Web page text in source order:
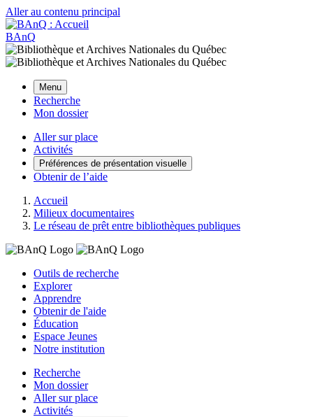
Aller au contenu principal
BAnQ
Menu
Recherche
Mon dossier
Aller sur place
Activités
Préférences de présentation visuelle
Obtenir de l’aide
Accueil
Milieux documentaires
Le réseau de prêt entre bibliothèques publiques
Outils de recherche
Explorer
Apprendre
Obtenir de l'aide
Éducation
Espace Jeunes
Notre institution
Recherche
Mon dossier
Aller sur place
Activités